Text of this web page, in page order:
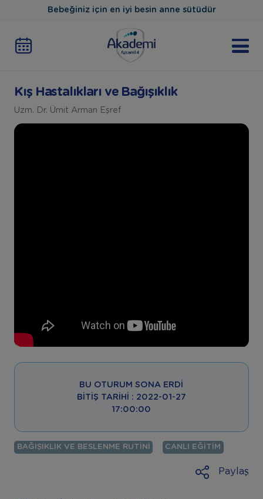
Bebeğiniz için en iyi besin anne sütüdür
Kış Hastalıkları ve Bağışıklık
Uzm. Dr. Ümit Arman Eşref
BU OTURUM SONA ERDI
BITIŞ TARIHI : 2022-01-27
17:00:00
BAĞIŞIKLIK VE BESLENME RUTINI CANLI EĞITIM
Paylaş